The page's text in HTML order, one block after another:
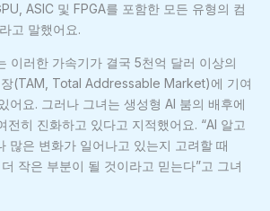
ASIC 및 FPGA를 포함한 모든 유형의 컴
고 말했어요.
이러한 가속기가 결국 5천억 달러 이상의
(TAM, Total Addressable Market)에 기여
어요. 그러나 그녀는 생성형 AI 붐의 배후에
전히 진화하고 있다고 지적했어요. “AI 알고
많은 변화가 일어나고 있는지 고려할 때
작은 부분이 될 것이라고 믿는다”고 그녀